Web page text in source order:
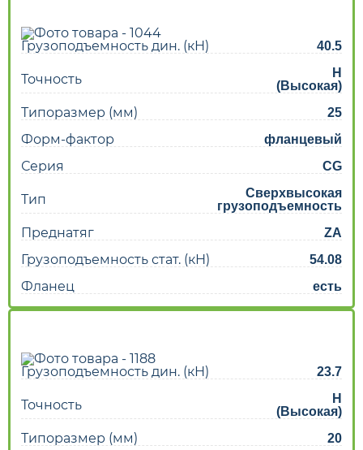
Грузоподъемность дин. (кН) 40.5
Точность
H
(Высокая)
Типоразмер (мм) 25
Форм-фактор фланцевый
Серия CG
Тип
Сверхвысокая
грузоподъемность
Преднатяг ZA
Грузоподъемность стат. (кН) 54.08
Фланец есть
Грузоподъемность дин. (кН) 23.7
Точность
H
(Высокая)
Типоразмер (мм) 20